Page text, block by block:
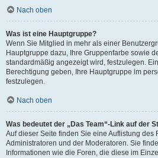
Nach oben
Was ist eine Hauptgruppe?
Wenn Sie Mitglied in mehr als einer
Hauptgruppe dazu, Ihre Gruppenfarbe sowie
standardmäßig angezeigt wird, festzulegen.
Berechtigung geben, Ihre Hauptgruppe im
festzulegen.
Nach oben
Was bedeutet der „Das Team“-Link auf der
Auf dieser Seite finden Sie eine Auflistung des
Administratoren und der Moderatoren. Sie
Informationen wie die Foren, die diese im